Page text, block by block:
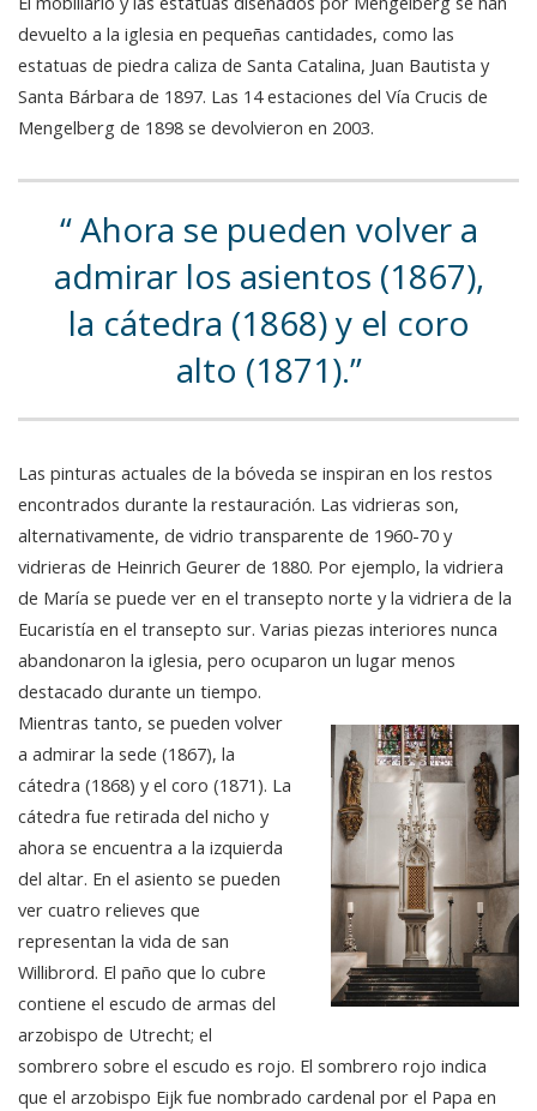
devuelto a la iglesia en pequeñas cantidades, como las
estatuas de piedra caliza de Santa Catalina, Juan Bautista y
Santa Bárbara de 1897. Las 14 estaciones del Vía Crucis de
Mengelberg de 1898 se devolvieron en 2003.
Ahora se pueden volver a
admirar los asientos (1867),
la cátedra (1868) y el coro
alto (1871).
Las pinturas actuales de la bóveda se inspiran en los restos
encontrados durante la restauración. Las vidrieras son,
alternativamente, de vidrio transparente de 1960-70 y
vidrieras de Heinrich Geurer de 1880. Por ejemplo, la vidriera
de María se puede ver en el transepto norte y la vidriera de la
Eucaristía en el transepto sur. Varias piezas interiores nunca
abandonaron la iglesia, pero ocuparon un lugar menos
destacado durante un tiempo.
Mientras tanto, se pueden volver
a admirar la sede (1867), la
cátedra (1868) y el coro (1871). La
cátedra fue retirada del nicho y
ahora se encuentra a la izquierda
del altar. En el asiento se pueden
ver cuatro relieves que
representan la vida de san
Willibrord. El paño que lo cubre
contiene el escudo de armas del
arzobispo de Utrecht; el
sombrero sobre el escudo es rojo. El sombrero rojo indica
que el arzobispo Eijk fue nombrado cardenal por el Papa en